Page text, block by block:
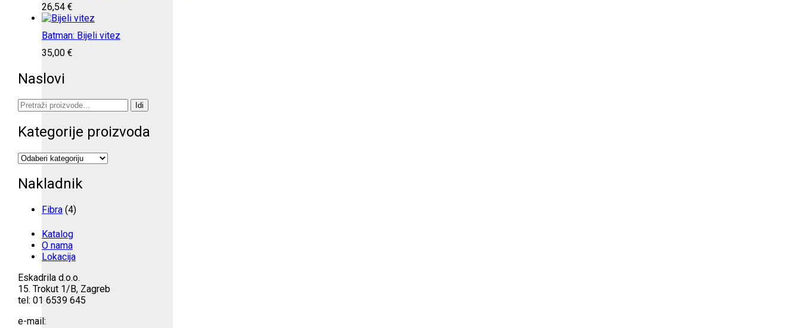
26,54 €
Batman: Bijeli vitez
35,00 €
Naslovi
Pretraži: Idi
Kategorije proizvoda
Nakladnik
Fibra (4)
Katalog
O nama
Lokacija
Eskadrila d.o.o.
15. Trokut 1/B, Zagreb
tel: 01 6539 645
e-mail: